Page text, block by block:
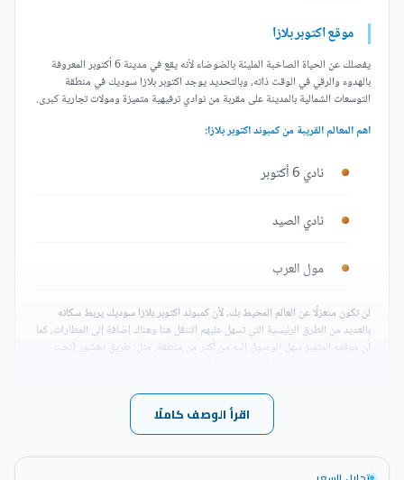
موقع اكتوبر بلازا
يفصلك عن الحياة الصاخبة المليئة بالضوضاء لأنه يقع في مدينة 6 أكتوبر المعروفة
بالهدوء والرقي في الوقت ذاته، وبالتحديد يوجد اكتوبر بلازا سوديك في منطقة
التوسعات الشمالية بالمدينة على مقربة من نوادي ترفيهية متميزة ومولات تجارية كبرى.
اهم المعالم القريبة من كمبوند اكتوبر بلازا:
نادي 6 أكتوبر
نادي الصيد
مول العرب
لن تكون منعزلًا عن العالم المحيط بك، لأن كمبوند اكتوبر بلازا سوديك يربط سكانه
بالعديد من الطرق الرئيسية التي تسهل عليهم التنقل هنا وهناك إضافة إلى المطارات، كما
أن موقعه المتميز سهل الوصول إليه من أكثر من منطقة، مثل: طريق دهشور (تحت
عامل الأمان متوفر كذلك في المنطقة لأنها مأهولة بأعداد كبيرة من السكان، حيث يوجد
كمبوند اكتوبر بلازا سوديك بالقرب من مشروعات أخرى كبرى، تتمثل في:
مشروع ويست تاون
اقرأ الوصف كاملًا